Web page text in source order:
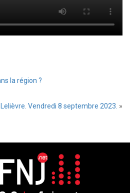
la région ?
Lelièvre. Vendredi 8 septembre 2023. »